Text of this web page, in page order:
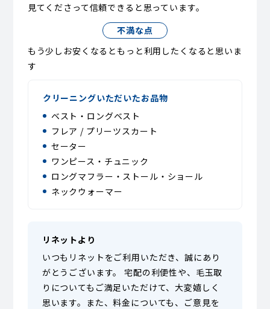
見てくださって信頼できると思っています。
不満な点
もう少しお安くなるともっと利用したくなると思いま
す
クリーニングいただいたお品物
ベスト・ロングベスト
フレア / プリーツスカート
セーター
ワンピース・チュニック
ロングマフラー・ストール・ショール
ネックウォーマー
リネットより
いつもリネットをご利用いただき、誠にあり
がとうございます。 宅配の利便性や、毛玉取
りについてもご満足いただけて、大変嬉しく
思います。また、料金についても、ご意見を